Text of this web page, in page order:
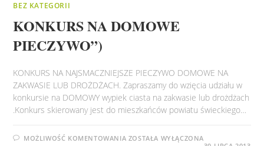
BEZ KATEGORII
KONKURS NA DOMOWE
PIECZYWO”)
KONKURS NA NAJSMACZNIEJSZE PIECZYWO DOMOWE NA
ZAKWASIE LUB DROŻDŻACH. Zapraszamy do wzięcia udziału w
konkursie na DOMOWY wypiek ciasta na zakwasie lub drożdżach
.Konkurs skierowany jest do mieszkańców powiatu świeckiego…
MOŻLIWOŚĆ KOMENTOWANIA KONKURS
ZOSTAŁA WYŁĄCZONA